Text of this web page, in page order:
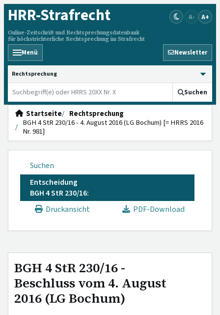
HRR-Strafrecht
Online-Zeitschrift und Rechtsprechungsdatenbank
für höchstrichterliche Rechtsprechung im Strafrecht
A- A+
Menü Newsletter
HRRS durchsuchen
Suchen
Startseite
Rechtsprechung
BGH 4 StR 230/16 - 4. August 2016 (LG Bochum) [= HRRS 2016
Nr. 981]
Suchen
Entscheidung
BGH 4 StR 230/16:
Druckansicht
PDF-Download
BGH 4 StR 230/16 -
Beschluss vom 4. August
2016 (LG Bochum)